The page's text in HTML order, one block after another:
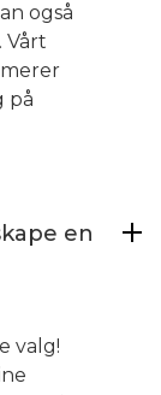
også
Vårt
på
en
valg!